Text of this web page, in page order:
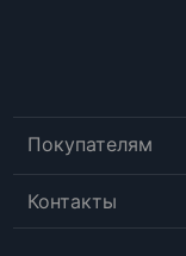
Покупателям
Контакты